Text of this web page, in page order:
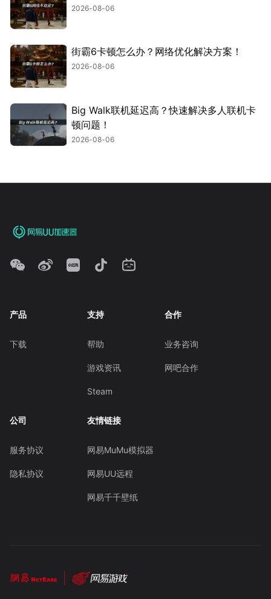
2026-08-06
街霸6卡顿怎么办？网络优化解决方案！
2026-08-06
Big Walk联机延迟高？快速解决多人联机卡
顿问题！
2026-08-06
产品
下载
支持
帮助
游戏资讯
Steam
合作
业务咨询
网吧合作
公司
服务协议
隐私协议
友情链接
网易MuMu模拟器
网易UU远程
网易千千壁纸